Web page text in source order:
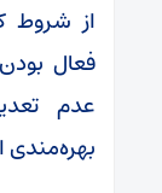
از شروط
فعال
عدم